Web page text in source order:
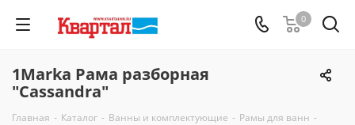
0
1Marka Рама разборная
"Cassandra"
Главная - Каталог - Ванны и комплектующие - Рамы для ванн -